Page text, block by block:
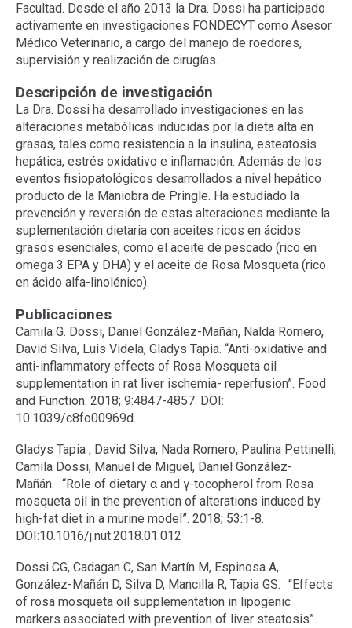
Facultad. Desde el año 2013 la Dra. Dossi ha participado
activamente en investigaciones FONDECYT como Asesor
Médico Veterinario, a cargo del manejo de roedores,
supervisión y realización de cirugías.
Descripción de investigación
La Dra. Dossi ha desarrollado investigaciones en las
alteraciones metabólicas inducidas por la dieta alta en
grasas, tales como resistencia a la insulina, esteatosis
hepática, estrés oxidativo e inflamación. Además de los
eventos fisiopatológicos desarrollados a nivel hepático
producto de la Maniobra de Pringle. Ha estudiado la
prevención y reversión de estas alteraciones mediante la
suplementación dietaria con aceites ricos en ácidos
grasos esenciales, como el aceite de pescado (rico en
omega 3 EPA y DHA) y el aceite de Rosa Mosqueta (rico
en ácido alfa-linolénico).
Publicaciones
Camila G. Dossi, Daniel González-Mañán, Nalda Romero,
David Silva, Luis Videla, Gladys Tapia. “Anti-oxidative and
anti-inflammatory effects of Rosa Mosqueta oil
supplementation in rat liver ischemia- reperfusion”. Food
and Function. 2018; 9:4847-4857. DOI:
10.1039/c8fo00969d.
Gladys Tapia , David Silva, Nada Romero, Paulina Pettinelli,
Camila Dossi, Manuel de Miguel, Daniel González-
Mañán. “Role of dietary α and γ-tocopherol from Rosa
mosqueta oil in the prevention of alterations induced by
high-fat diet in a murine model”. 2018; 53:1-8.
DOI:10.1016/j.nut.2018.01.012
Dossi CG, Cadagan C, San Martín M, Espinosa A,
González-Mañán D, Silva D, Mancilla R, Tapia GS. “Effects
of rosa mosqueta oil supplementation in lipogenic
markers associated with prevention of liver steatosis”.